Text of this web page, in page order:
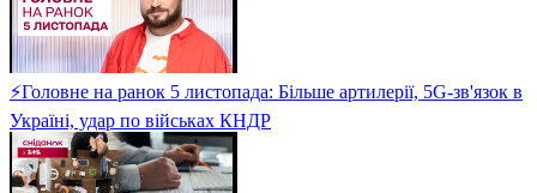
⚡Головне на ранок 5 листопада: Більше артилерії, 5G-зв'язок в
Україні, удар по військах КНДР